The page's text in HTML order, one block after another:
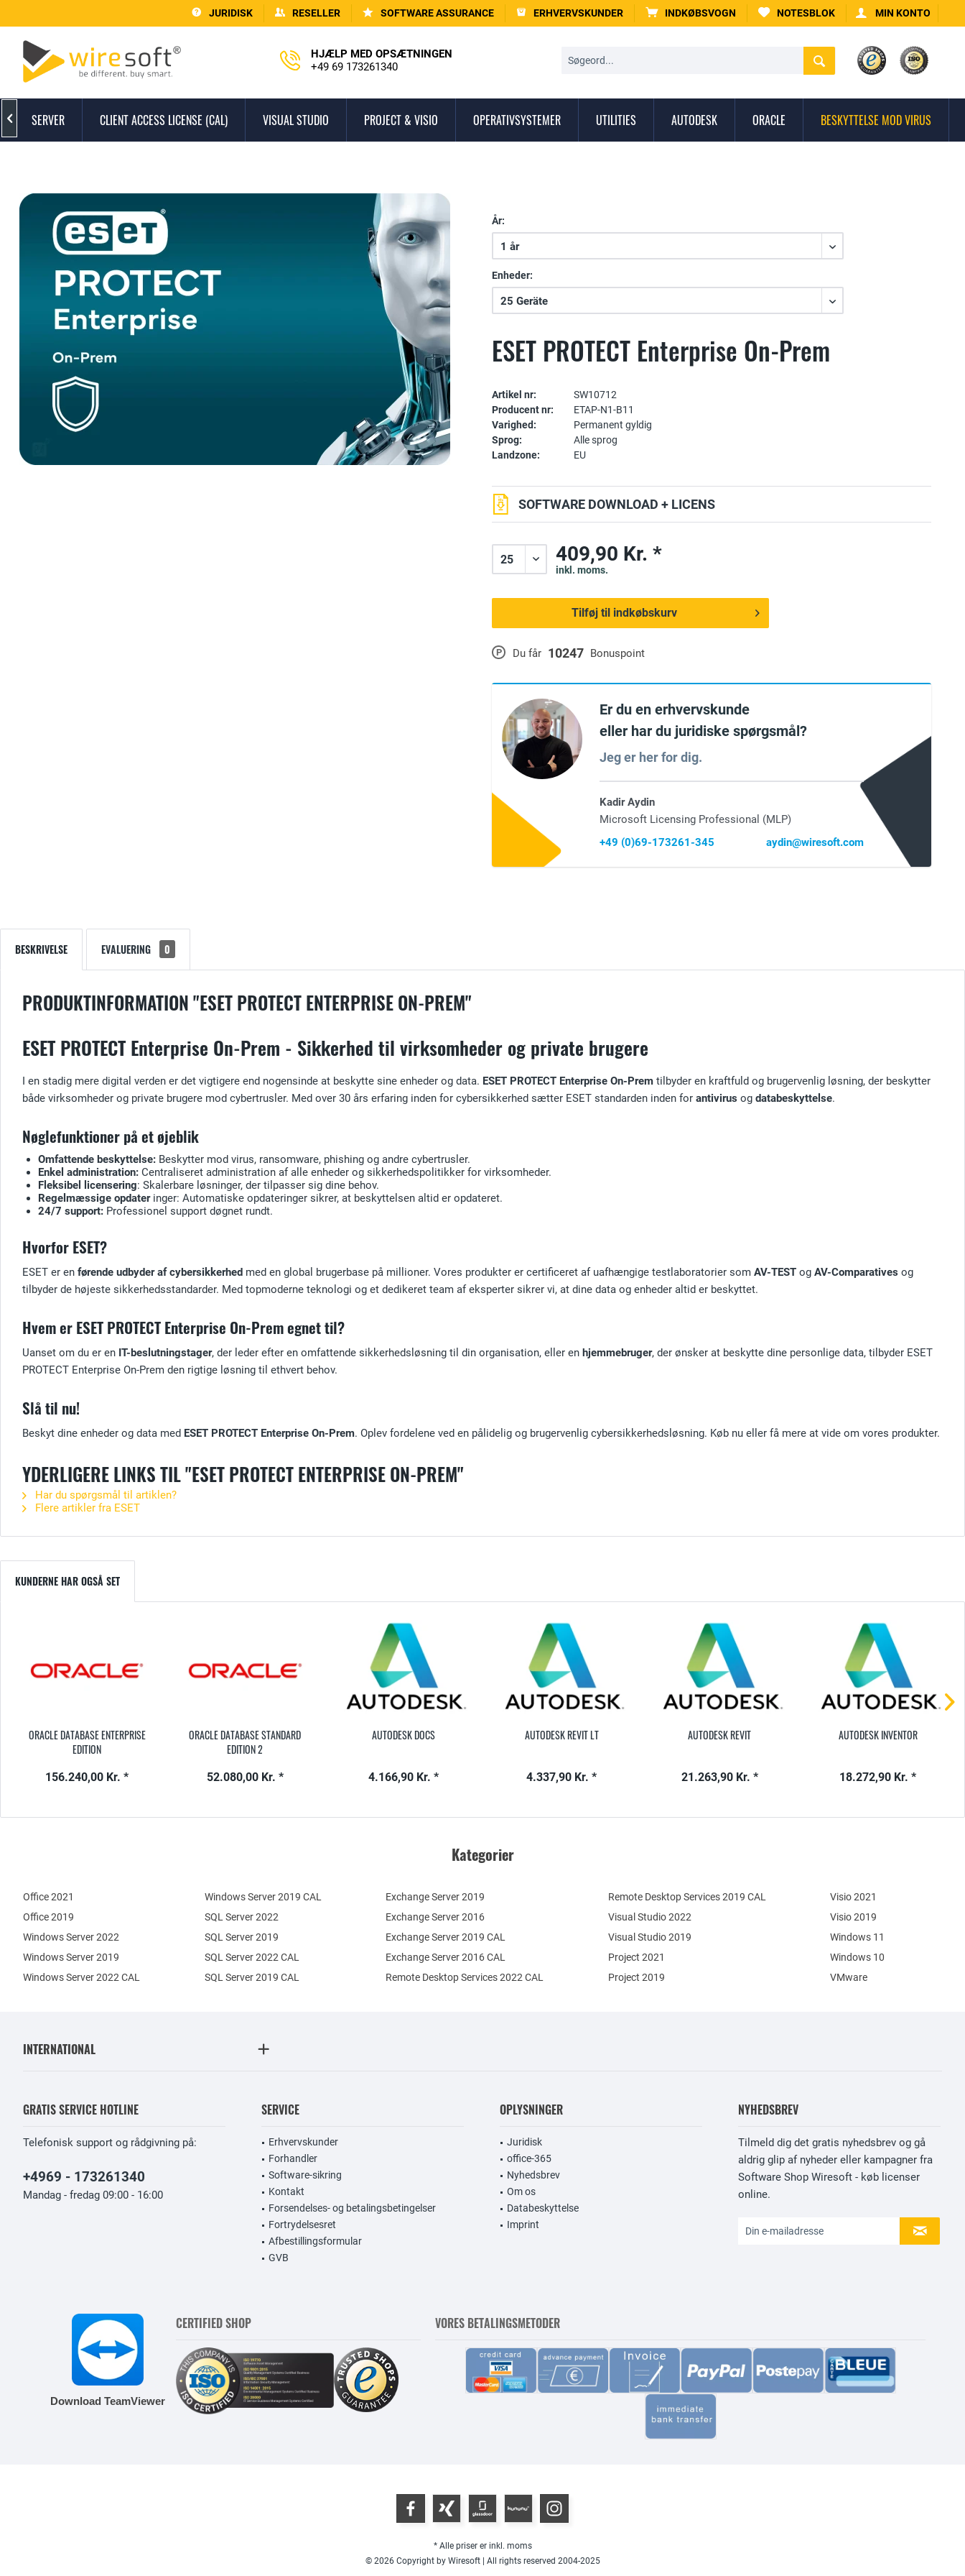
JURIDISK RESELLER SOFTWARE ASSURANCE ERHVERVSKUNDER INDKØBSVOGN NOTESBLOK MIN KONTO
HJÆLP MED OPSÆTNINGEN
+49 69 173261340
SERVER CLIENT ACCESS LICENSE (CAL) VISUAL STUDIO PROJECT & VISIO OPERATIVSYSTEMER UTILITIES AUTODESK ORACLE BESKYTTELSE MOD VIRUS

ESET PROTECT Enterprise On-Prem
År:
Enheder:
Artikel nr:
SW10712
Producent nr:
ETAP-N1-B11
Varighed:
Permanent gyldig
Sprog:
Alle sprog
Landzone:
EU
P Du får 10247 Bonuspoint
SOFTWARE DOWNLOAD + LICENS
409,90 Kr. *
inkl. moms.
Tilføj til indkøbskurv
Er du en erhvervskunde
eller har du juridiske spørgsmål?
Jeg er her for dig.
Kadir Aydin
Microsoft Licensing Professional (MLP)
+49 (0)69-173261-345
aydin@wiresoft.com
BESKRIVELSE EVALUERING 0
PRODUKTINFORMATION "ESET PROTECT ENTERPRISE ON-PREM"
ESET PROTECT Enterprise On-Prem - Sikkerhed til virksomheder og private brugere
I en stadig mere digital verden er det vigtigere end nogensinde at beskytte sine enheder og data. ESET PROTECT Enterprise On-Prem tilbyder en kraftfuld og brugervenlig løsning, der beskytter
både virksomheder og private brugere mod cybertrusler. Med over 30 års erfaring inden for cybersikkerhed sætter ESET standarden inden for antivirus og databeskyttelse.
Nøglefunktioner på et øjeblik
Omfattende beskyttelse: Beskytter mod virus, ransomware, phishing og andre cybertrusler.
Enkel administration: Centraliseret administration af alle enheder og sikkerhedspolitikker for virksomheder.
Fleksibel licensering: Skalerbare løsninger, der tilpasser sig dine behov.
Regelmæssige opdateringer: Automatiske opdateringer sikrer, at beskyttelsen altid er opdateret.
24/7 support: Professionel support døgnet rundt.
Hvorfor ESET?
ESET er en førende udbyder af cybersikkerhed med en global brugerbase på millioner. Vores produkter er certificeret af uafhængige testlaboratorier som AV-TEST og AV-Comparatives og
tilbyder de højeste sikkerhedsstandarder. Med topmoderne teknologi og et dedikeret team af eksperter sikrer vi, at dine data og enheder altid er beskyttet.
Hvem er ESET PROTECT Enterprise On-Prem egnet til?
Uanset om du er en IT-beslutningstager, der leder efter en omfattende sikkerhedsløsning til din organisation, eller en hjemmebruger, der ønsker at beskytte dine personlige data, tilbyder ESET
PROTECT Enterprise On-Prem den rigtige løsning til ethvert behov.
Slå til nu!
Beskyt dine enheder og data med ESET PROTECT Enterprise On-Prem. Oplev fordelene ved en pålidelig og brugervenlig cybersikkerhedsløsning. Køb nu eller få mere at vide om vores produkter.
YDERLIGERE LINKS TIL "ESET PROTECT ENTERPRISE ON-PREM"
Har du spørgsmål til artiklen?
Flere artikler fra ESET
KUNDERNE HAR OGSÅ SET
ORACLE DATABASE ENTERPRISE
EDITION
156.240,00 Kr. *
ORACLE DATABASE STANDARD
EDITION 2
52.080,00 Kr. *
AUTODESK DOCS
4.166,90 Kr. *
AUTODESK REVIT LT
4.337,90 Kr. *
AUTODESK REVIT
21.263,90 Kr. *
AUTODESK INVENTOR
18.272,90 Kr. *
Kategorier
Office 2021
Office 2019
Windows Server 2022
Windows Server 2019
Exchange Server 2019
Exchange Server 2016
SQL Server 2022
SQL Server 2019
Windows Server 2022 CAL
Windows Server 2019 CAL
SQL Server 2022 CAL
SQL Server 2019 CAL
Remote Desktop Services 2022 CAL
Remote Desktop Services 2019 CAL
Exchange Server 2019 CAL
Exchange Server 2016 CAL
Visual Studio 2022
Visual Studio 2019
Project 2021
Project 2019
Visio 2021
Visio 2019
Windows 11
Windows 10
VMware
INTERNATIONAL
GRATIS SERVICE HOTLINE
Telefonisk support og rådgivning på:
+4969 - 173261340
Mandag - fredag 09:00 - 16:00
SERVICE
Erhvervskunder
Forhandler
Software-sikring
Kontakt
Forsendelses- og betalingsbetingelser
Fortrydelsesret
Afbestillingsformular
GVB
OPLYSNINGER
Juridisk
office-365
Nyhedsbrev
Om os
Databeskyttelse
Imprint
NYHEDSBREV
Tilmeld dig det gratis nyhedsbrev og gå
aldrig glip af nyheder eller kampagner fra
Software Shop Wiresoft - køb licenser
online.
Download TeamViewer
CERTIFIED SHOP VORES BETALINGSMETODER
* Alle priser er inkl. moms
© 2026 Copyright by Wiresoft | All rights reserved 2004-2025